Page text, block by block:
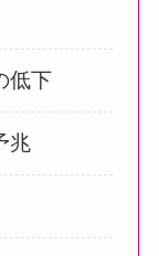
低下
兆